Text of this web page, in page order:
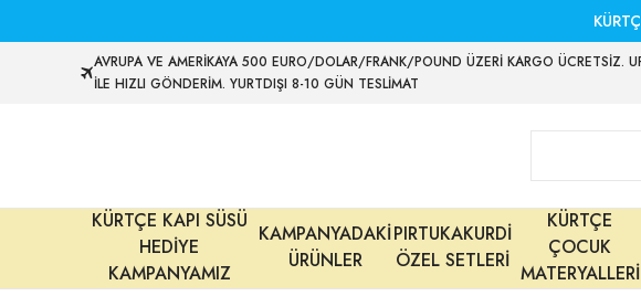
AVRUPA VE AMERİKAYA 500 EURO/DOLAR/FRANK/POUND ÜZERİ KARGO ÜCRETSİZ.
İLE HIZLI GÖNDERİM. YURTDIŞI 8-10 GÜN TESLİMAT
KÜRTÇE KAPI SÜSÜ
HEDİYE
KAMPANYAMIZ
KAMPANYADAKİ
ÜRÜNLER
PIRTUKAKURDİ
ÖZEL SETLERİ
KÜRTÇE
ÇOCUK
MATERYALLERİ